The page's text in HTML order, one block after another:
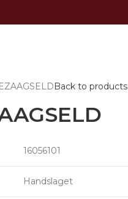
Back to products
16056101
Handslaget